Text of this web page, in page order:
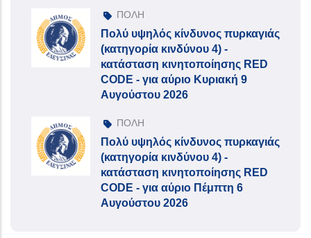
ΠΟΛΗ
Πολύ υψηλός κίνδυνος πυρκαγιάς
(κατηγορία κινδύνου 4) -
κατάσταση κινητοποίησης RED
CODE - για αύριο Κυριακή 9
Αυγούστου 2026
ΠΟΛΗ
Πολύ υψηλός κίνδυνος πυρκαγιάς
(κατηγορία κινδύνου 4) -
κατάσταση κινητοποίησης RED
CODE - για αύριο Πέμπτη 6
Αυγούστου 2026